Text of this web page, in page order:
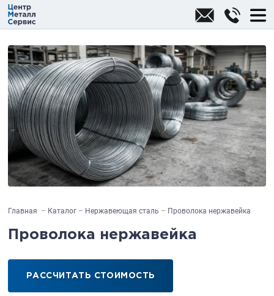
Главная Каталог Нержавеющая сталь Проволока нержавейка
Проволока нержавейка
РАССЧИТАТЬ СТОИМОСТЬ